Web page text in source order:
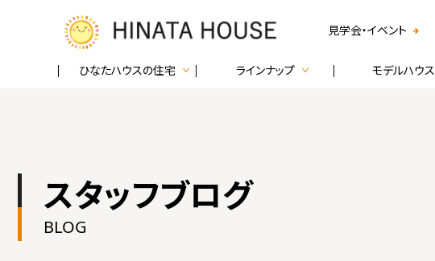
見学会・イベント
ひなたハウスの住宅 ラインナップ モデルハウス
スタッフブログ
BLOG